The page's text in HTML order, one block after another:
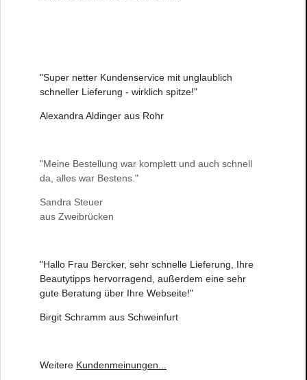
"Super netter Kundenservice mit unglaublich
schneller Lieferung - wirklich spitze!"
Alexandra Aldinger aus Rohr
"Meine Bestellung war komplett und auch schnell
da, alles war Bestens."
Sandra Steuer
aus Zweibrücken
"Hallo Frau Bercker, sehr schnelle Lieferung, Ihre
Beautytipps hervorragend, außerdem eine sehr
gute Beratung über Ihre Webseite!"
Birgit Schramm aus Schweinfurt
Weitere Kundenmeinungen...